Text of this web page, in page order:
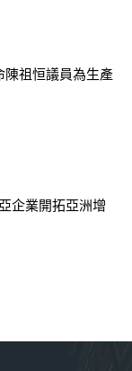
陳祖恒議員為生產
企業開拓亞洲增